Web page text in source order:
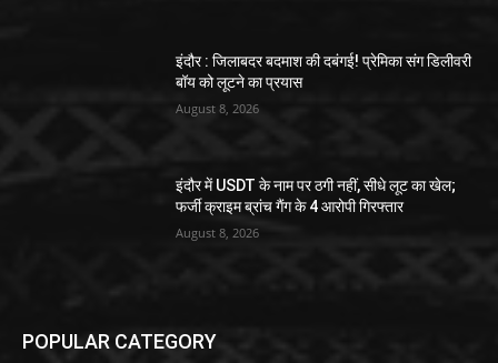
इंदौर : जिलाबदर बदमाश की दबंगई! प्रेमिका संग डिलीवरी
बॉय को लूटने का प्रयास
August 8, 2026
इंदौर में USDT के नाम पर ठगी नहीं, सीधे लूट का खेल;
फर्जी क्राइम ब्रांच गैंग के 4 आरोपी गिरफ्तार
August 8, 2026
POPULAR CATEGORY